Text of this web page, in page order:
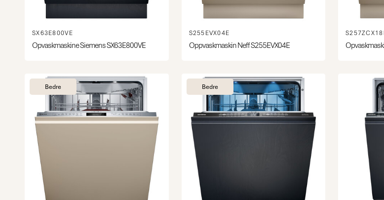
SX63E800VE
Opvaskmaskine Siemens SX63E800VE
S255EVX04E
Oppvaskmaskin Neff S255EVX04E
Bedre Bedre